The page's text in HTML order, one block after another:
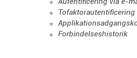
Tofaktorautentificering
Forbindelseshistorik